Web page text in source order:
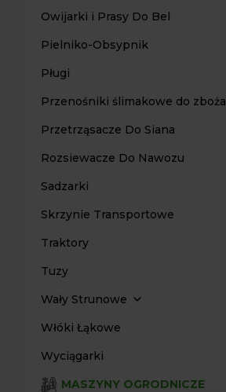
Owijarki i Prasy Do Bel
Pielniko-Obsypnik
Pługi
Przenośniki ślimakowe do zboża
Przetrząsacze Do Siana
Rozsiewacze Do Nawozu
Sadzarki
Skrzynie Transportowe
Traktory
Tuzy
Wały Strunowe
Włóki Łąkowe
Wyciągarki
MASZYNY OGRODNICZE